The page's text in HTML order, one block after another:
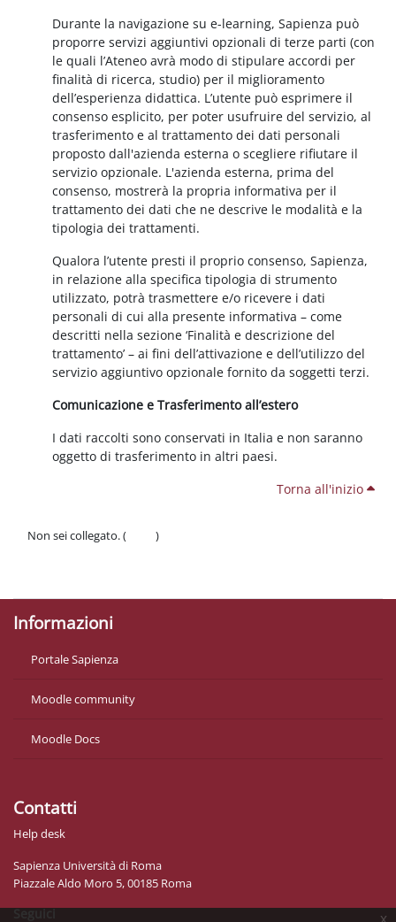
x
Durante la navigazione su e-learning, Sapienza può
proporre servizi aggiuntivi opzionali di terze parti (con
le quali l’Ateneo avrà modo di stipulare accordi per
finalità di ricerca, studio) per il miglioramento
dell’esperienza didattica. L’utente può esprimere il
consenso esplicito, per poter usufruire del servizio, al
trasferimento e al trattamento dei dati personali
proposto dall'azienda esterna o scegliere rifiutare il
servizio opzionale. L'azienda esterna, prima del
consenso, mostrerà la propria informativa per il
trattamento dei dati che ne descrive le modalità e la
tipologia dei trattamenti.
Qualora l’utente presti il proprio consenso, Sapienza,
in relazione alla specifica tipologia di strumento
utilizzato, potrà trasmettere e/o ricevere i dati
personali di cui alla presente informativa – come
descritti nella sezione ‘Finalità e descrizione del
trattamento’ – ai fini dell’attivazione e dell’utilizzo del
servizio aggiuntivo opzionale fornito da soggetti terzi.
Comunicazione e Trasferimento all’estero
I dati raccolti sono conservati in Italia e non saranno
oggetto di trasferimento in altri paesi.
Torna all'inizio
Non sei collegato. (
)
Informazioni
Portale Sapienza
Moodle community
Moodle Docs
Contatti
Help desk
Sapienza Università di Roma
Piazzale Aldo Moro 5, 00185 Roma
Seguici